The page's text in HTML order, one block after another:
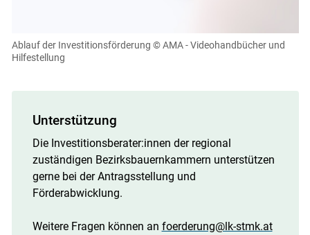
einsehen und korrigieren
Akzeptieren
Ablauf der Investitionsförderung © AMA - Videohandbücher und
Hilfestellung
Unterstützung
Die Investitionsberater:innen der regional
zuständigen Bezirksbauernkammern unterstützen
gerne bei der Antragsstellung und
Förderabwicklung.
Weitere Fragen können an foerderung@lk-stmk.at